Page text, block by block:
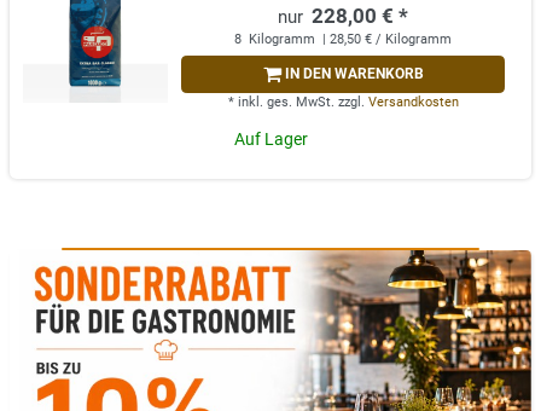
228,00 € *
8 Kilogramm | 28,50 € / Kilogramm
IN DEN WARENKORB
* inkl. ges. MwSt. zzgl. Versandkosten
Auf Lager